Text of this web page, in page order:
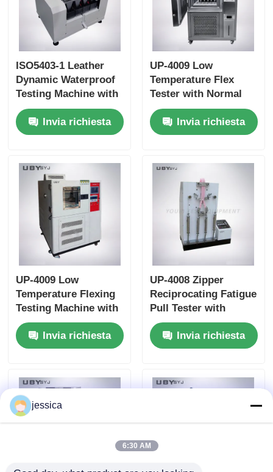
ISO5403-1 Leather
Dynamic Waterproof
Testing Machine with
4/6 Stations Optional
50 Cycles/min
Adjustable Speed and
Water Tank
Invia richiesta
UP-4009 Low
Temperature Flex
Tester with Normal
Temperature ~ -30ºC
Range, ≤±0.5ºC
Uniformity, and
Invia richiesta
UP-4009 Low
Temperature Flexing
Testing Machine with
Vertical Design and
Stainless Steel
Construction for
Resistance Testing
ISO 5423
Invia richiesta
UP-4008 Zipper
Reciprocating Fatigue
Pull Tester with
75mm Reciprocating
Stroke and 0~500N
Test Load Range
Compliant
Invia richiesta
jessica
6:30 AM